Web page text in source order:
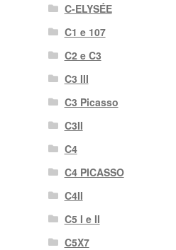
C-ELYSÉE
C1 e 107
C2 e C3
C3 III
C3 Picasso
C3II
C4
C4 PICASSO
C4II
C5 I e II
C5X7